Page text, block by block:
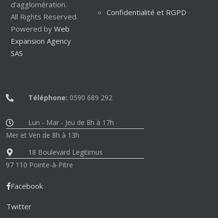
d'agglomération.
All Rights Reserved.
Powered by Web
Expansion Agency
SAS
Confidentialité et RGPD
Téléphone: 0590 689 292
Lun - Mar - Jeu de 8h à 17h
Mer et Ven de 8h à 13h
18 Boulevard Legitimus
97 110 Pointe-à-Pitre
Facebook
Twitter